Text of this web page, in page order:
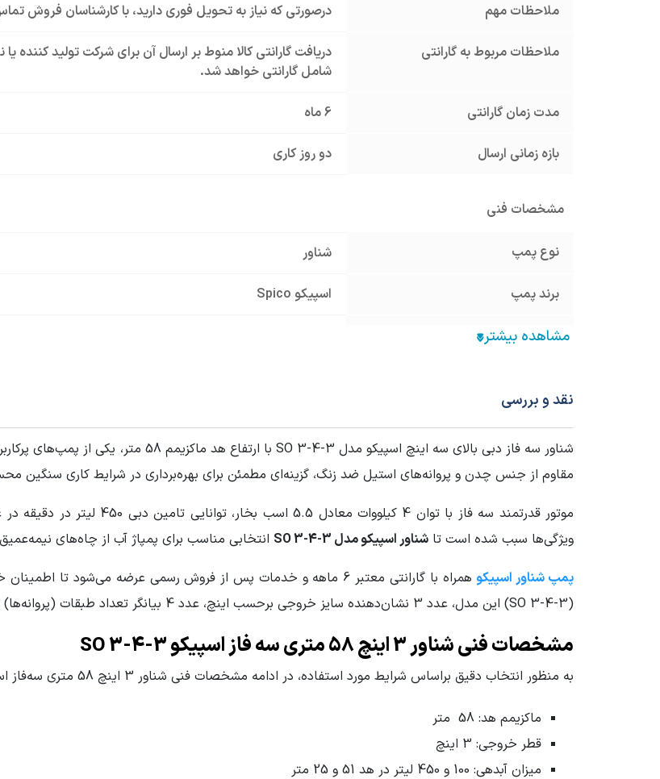
ملاحظات مهم درصورتی که نیاز به تحویل فوری دارید، با کارشناسان فروش
ملاحظات مربوط به گارانتی
دریافت گارانتی کالا منوط بر ارسال آن برای شرکت تولید کننده
شامل گارانتی خواهد شد.
مدت زمان گارانتی 6 ماه
بازه زمانی ارسال دو روز کاری
مشخصات فنی
نوع پمپ شناور
برند پمپ اسپیکو Spico
بازه هد ماکزیمم پمپ
جنس پوسته چدن Cast Iron
منبع انرژی برق سه فاز
الکتروموتور قابل اتصال 2900 دور
نقد و بررسی
شناور سه فاز دبی بالای سه اینچ اسپیکو مدل SO 3-4-3 با ارتفاع هد ماکزیمم 58 متر، یکی از پمپ‌های پرکاربرد و باکیفیت ساخت ایران به شمار می‌آید. این
مقاوم از جنس چدن و پروانه‌های استیل ضد زنگ، گزینه‌ای مطمئن برای بهره‌برداری در شرایط کاری سنگین
ویژگی‌ها سبب شده است تا شناور اسپیکو مدل SO 3-4-3
انتخابی مناسب برای پمپاژ آب از چاه‌های
پمپ شناور اسپیکو
همراه با گارانتی معتبر 6 ماهه و خدمات پس از فروش رسمی عرضه می‌شود
(SO 3-4-3) این مدل، عدد 3 نشان‌دهنده سایز خروجی برحسب اینچ، عدد 4 بیانگر تعداد طبقات (پروانه‌ها) و عدد 3 معرف سه‌فاز بودن پمپ می‌باشد..
مشخصات فنی شناور 3 اینچ 58 متری سه فاز اسپیکو SO 3-4-3
به منظور انتخاب دقیق براساس شرایط مورد استفاده، در ادامه مشخصات فنی شناور 3 اینچ 58 متری سه‌فاز اسیپکو با کد فنی SO 3-4-3 ذکر شده است:
ماکزیمم هد: 58 متر
قطر خروجی: 3 اینچ
میزان آبدهی: 100 و 450 لیتر در هد 51 و 25 متر